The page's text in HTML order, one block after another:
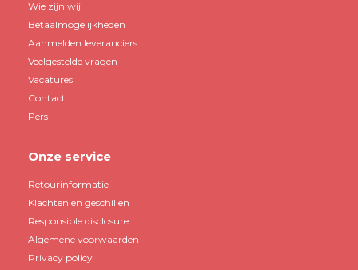
Wie zijn wij
Betaalmogelijkheden
Aanmelden leveranciers
Veelgestelde vragen
Vacatures
Contact
Pers
Onze service
Retourinformatie
Klachten en geschillen
Responsible disclosure
Algemene voorwaarden
Privacy policy